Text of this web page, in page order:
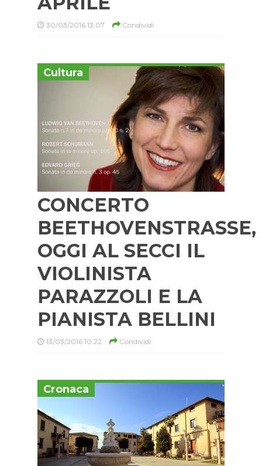
30/03/2016 13:07 Condividi
Cultura
CONCERTO
BEETHOVENSTRASSE,
OGGI AL SECCI IL
VIOLINISTA
PARAZZOLI E LA
PIANISTA BELLINI
13/03/2016 10:22 Condividi
Cronaca